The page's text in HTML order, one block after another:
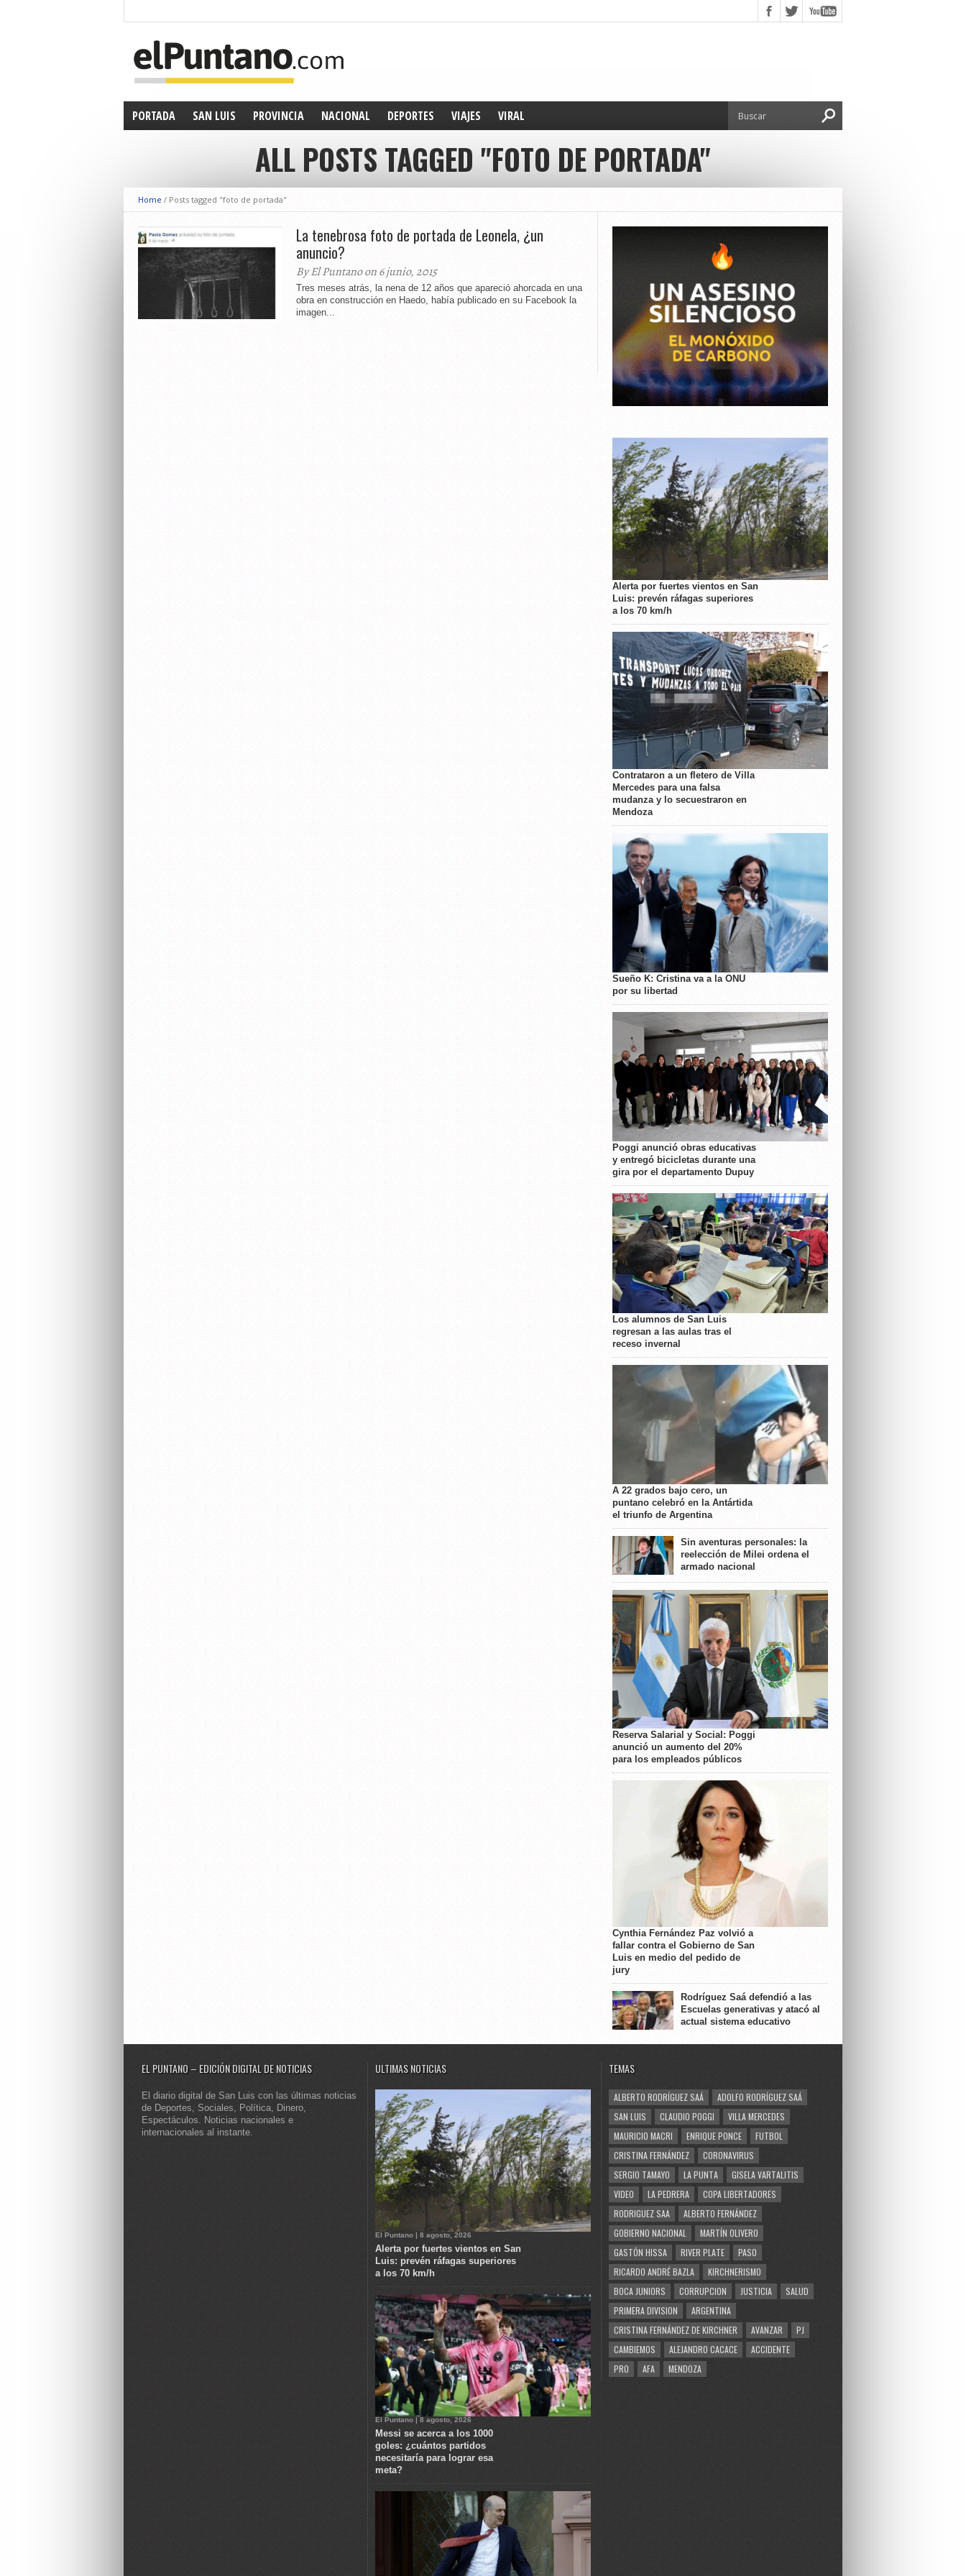
PORTADA SAN LUIS PROVINCIA NACIONAL DEPORTES VIAJES VIRAL
ALL POSTS TAGGED "FOTO DE PORTADA"
Home / Posts tagged "foto de portada"
La tenebrosa foto de portada de Leonela, ¿un
anuncio?
By El Puntano on 6 junio, 2015
Tres meses atrás, la nena de 12 años que apareció ahorcada en una
obra en construcción en Haedo, había publicado en su Facebook la
imagen...
Alerta por fuertes vientos en San
Luis: prevén ráfagas superiores
a los 70 km/h
Contrataron a un fletero de Villa
Mercedes para una falsa
mudanza y lo secuestraron en
Mendoza
Sueño K: Cristina va a la ONU
por su libertad
Poggi anunció obras educativas
y entregó bicicletas durante una
gira por el departamento Dupuy
Los alumnos de San Luis
regresan a las aulas tras el
receso invernal
A 22 grados bajo cero, un
puntano celebró en la Antártida
el triunfo de Argentina
Sin aventuras personales: la
reelección de Milei ordena el
armado nacional
Reserva Salarial y Social: Poggi
anunció un aumento del 20%
para los empleados públicos
Cynthia Fernández Paz volvió a
fallar contra el Gobierno de San
Luis en medio del pedido de
jury
Rodríguez Saá defendió a las
Escuelas generativas y atacó al
actual sistema educativo
EL PUNTANO – EDICIÓN DIGITAL DE NOTICIAS
El diario digital de San Luis con las últimas noticias
de Deportes, Sociales, Política, Dinero,
Espectáculos. Noticias nacionales e
internacionales al instante.
ULTIMAS NOTICIAS
El Puntano | 8 agosto, 2026
Alerta por fuertes vientos en San
Luis: prevén ráfagas superiores
a los 70 km/h
El Puntano | 8 agosto, 2026
Messi se acerca a los 1000
goles: ¿cuántos partidos
necesitaría para lograr esa
meta?
TEMAS
ALBERTO RODRÍGUEZ SAÁ
ADOLFO RODRÍGUEZ SAÁ
SAN LUIS
CLAUDIO POGGI
VILLA MERCEDES
MAURICIO MACRI
ENRIQUE PONCE
FUTBOL
CRISTINA FERNÁNDEZ
CORONAVIRUS
SERGIO TAMAYO
LA PUNTA
GISELA VARTALITIS
VIDEO
LA PEDRERA
COPA LIBERTADORES
RODRIGUEZ SAA
ALBERTO FERNÁNDEZ
GOBIERNO NACIONAL
MARTÍN OLIVERO
GASTÓN HISSA
RIVER PLATE
PASO
RICARDO ANDRÉ BAZLA
KIRCHNERISMO
BOCA JUNIORS
CORRUPCION JUSTICIA
SALUD
PRIMERA DIVISION
ARGENTINA
CRISTINA FERNÁNDEZ DE KIRCHNER
AVANZAR
PJ
CAMBIEMOS
ALEJANDRO CACACE
ACCIDENTE
PRO
AFA MENDOZA